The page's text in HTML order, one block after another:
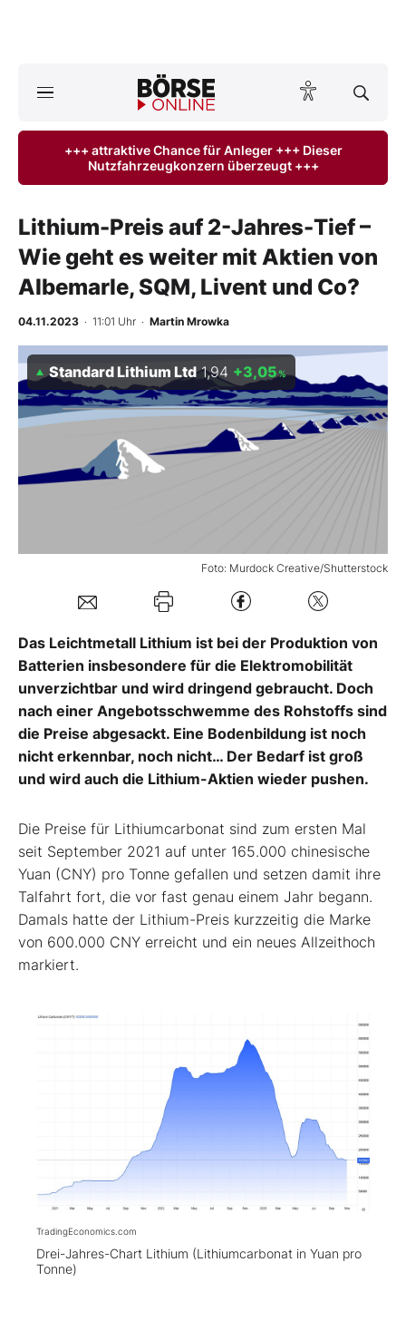
ktuelle Ausgabe BÖRSE ONLINE lesen
Anlageprodukte
Finanz-Check
BO-Musterdepots
Experten
+++ attraktive Chance für Anleger +++ Dieser
Nutzfahrzeugkonzern überzeugt +++
Lithium-Preis auf 2-Jahres-Tief –
Wie geht es weiter mit Aktien von
Albemarle, SQM, Livent und Co?
04.11.2023 · 11:01 Uhr · Martin Mrowka
Foto: Murdock Creative/Shutterstock
Standard Lithium Ltd 1,94 +3,05%
Das Leichtmetall Lithium ist bei der Produktion von
Batterien insbesondere für die Elektromobilität
unverzichtbar und wird dringend gebraucht. Doch
nach einer Angebotsschwemme des Rohstoffs sind
die Preise abgesackt. Eine Bodenbildung ist noch
nicht erkennbar, noch nicht… Der Bedarf ist groß
und wird auch die Lithium-Aktien wieder pushen.
Die Preise für Lithiumcarbonat sind zum ersten Mal
seit September 2021 auf unter 165.000 chinesische
Yuan (CNY) pro Tonne gefallen und setzen damit ihre
Talfahrt fort, die vor fast genau einem Jahr begann.
Damals hatte der Lithium-Preis kurzzeitig die Marke
von 600.000 CNY erreicht und ein neues Allzeithoch
markiert.
TradingEconomics.com
Drei-Jahres-Chart Lithium (Lithiumcarbonat in Yuan pro
Tonne)